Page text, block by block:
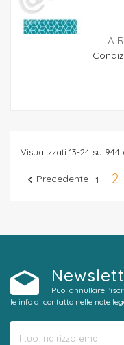
A
Visualizzati 13-24 su
 Precedente 1 2
Puoi annullare
le info di contatto nelle note